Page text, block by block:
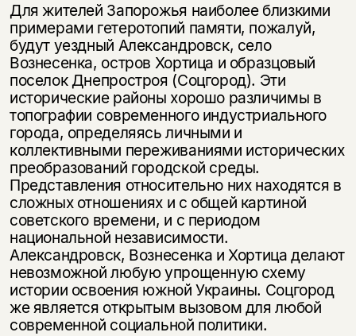
Для жителей Запорожья наиболее близкими
примерами гетеротопий памяти, пожалуй,
будут уездный Александровск, село
Вознесенка, остров Хортица и образцовый
поселок Днепростроя (Соцгород). Эти
исторические районы хорошо различимы в
топографии современного индустриального
города, определяясь личными и
коллективными переживаниями исторических
преобразований городской среды.
Представления относительно них находятся в
сложных отношениях и с общей картиной
советского времени, и с периодом
национальной независимости.
Александровск, Вознесенка и Хортица делают
невозможной любую упрощенную схему
истории освоения южной Украины. Соцгород
же является открытым вызовом для любой
современной социальной политики.